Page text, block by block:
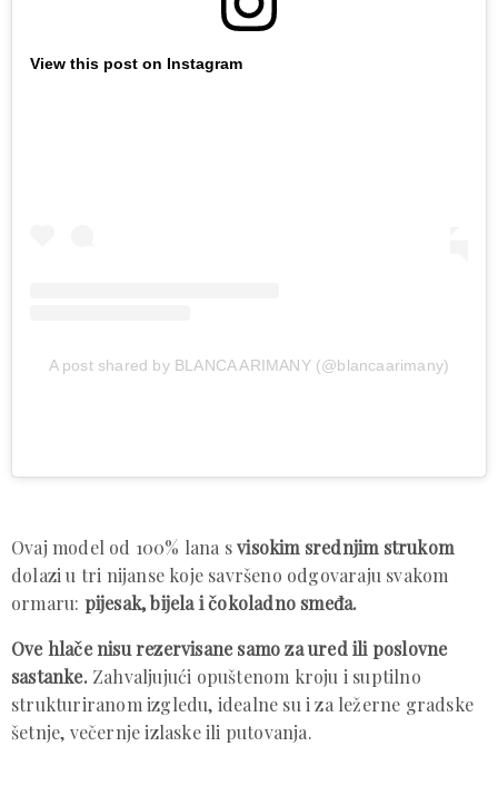
View this post on Instagram
A post shared by BLANCA ARIMANY (@blancaarimany)
Ovaj model od 100% lana svisokim srednjim strukom
dolazi u tri nijanse koje savršeno odgovaraju svakom
ormaru: pijesak, bijela i čokoladno smeđa.
Ove hlače nisu rezervisane samo za ured ili poslovne
sastanke. Zahvaljujući opuštenom kroju i suptilno
strukturiranom izgledu, idealne su i za ležerne gradske
šetnje, večernje izlaske ili putovanja.